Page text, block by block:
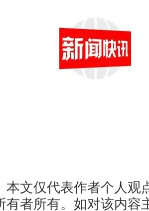
本文仅代表作者个人观
有者所有。如对该内容